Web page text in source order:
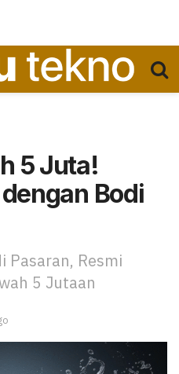
5 Juta!
Bodi
Pasaran, Resmi
5 Jutaan